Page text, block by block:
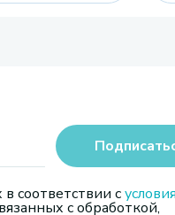
соответствии с
с обработкой,